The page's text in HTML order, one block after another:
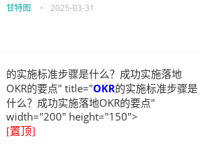
甘特图 • 2025-03-31
的实施标准步骤是什么？成功实施落地
OKR的要点" title="OKR的实施标准步骤是
什么？成功实施落地OKR的要点"
width="200" height="150">
[置顶]